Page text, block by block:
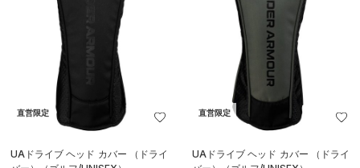
直営限定
UAドライブ ヘッド カバー （ドライ
直営限定
UAドライブ ヘッド カバー （ドライ